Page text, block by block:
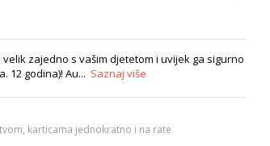
velik zajedno s vašim djetetom i uvijek ga sigurno
12 godina)! Au... Saznaj više
karticama jednokratno i na rate